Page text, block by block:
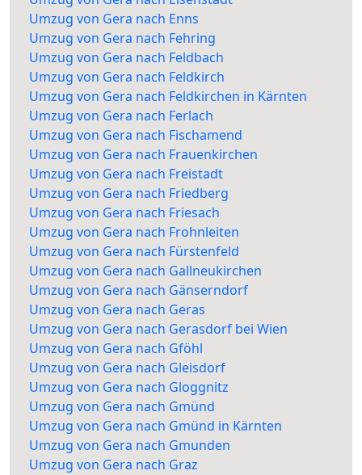
Umzug von Gera nach Enns
Umzug von Gera nach Fehring
Umzug von Gera nach Feldbach
Umzug von Gera nach Feldkirch
Umzug von Gera nach Feldkirchen in Kärnten
Umzug von Gera nach Ferlach
Umzug von Gera nach Fischamend
Umzug von Gera nach Frauenkirchen
Umzug von Gera nach Freistadt
Umzug von Gera nach Friedberg
Umzug von Gera nach Friesach
Umzug von Gera nach Frohnleiten
Umzug von Gera nach Fürstenfeld
Umzug von Gera nach Gallneukirchen
Umzug von Gera nach Gänserndorf
Umzug von Gera nach Geras
Umzug von Gera nach Gerasdorf bei Wien
Umzug von Gera nach Gföhl
Umzug von Gera nach Gleisdorf
Umzug von Gera nach Gloggnitz
Umzug von Gera nach Gmünd
Umzug von Gera nach Gmünd in Kärnten
Umzug von Gera nach Gmunden
Umzug von Gera nach Graz